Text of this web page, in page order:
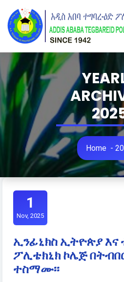
Content
Home -
1
Nov, 2025
ኢንፊኒክስ ኢትዮጵያ እና
ፖሊቴክኒክ ኮሌጅ
ተስማሙ፡፡